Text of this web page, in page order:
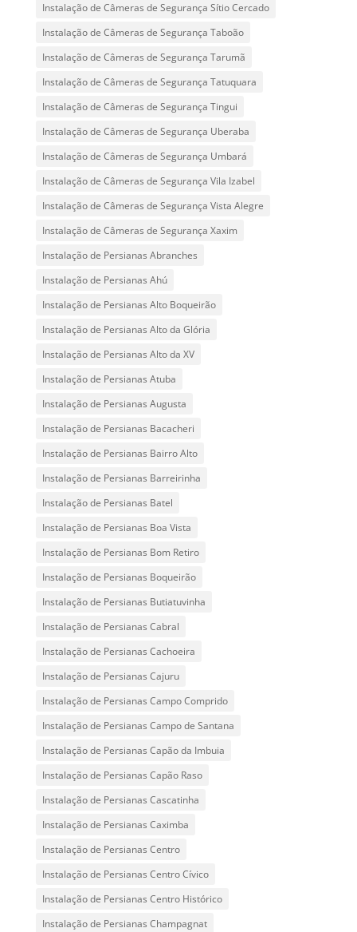
Instalação de Câmeras de Segurança Sítio Cercado
Instalação de Câmeras de Segurança Taboão
Instalação de Câmeras de Segurança Tarumã
Instalação de Câmeras de Segurança Tatuquara
Instalação de Câmeras de Segurança Tingui
Instalação de Câmeras de Segurança Uberaba
Instalação de Câmeras de Segurança Umbará
Instalação de Câmeras de Segurança Vila Izabel
Instalação de Câmeras de Segurança Vista Alegre
Instalação de Câmeras de Segurança Xaxim
Instalação de Persianas Abranches
Instalação de Persianas Ahú
Instalação de Persianas Alto Boqueirão
Instalação de Persianas Alto da Glória
Instalação de Persianas Alto da XV
Instalação de Persianas Atuba
Instalação de Persianas Augusta
Instalação de Persianas Bacacheri
Instalação de Persianas Bairro Alto
Instalação de Persianas Barreirinha
Instalação de Persianas Batel
Instalação de Persianas Boa Vista
Instalação de Persianas Bom Retiro
Instalação de Persianas Boqueirão
Instalação de Persianas Butiatuvinha
Instalação de Persianas Cabral
Instalação de Persianas Cachoeira
Instalação de Persianas Cajuru
Instalação de Persianas Campo Comprido
Instalação de Persianas Campo de Santana
Instalação de Persianas Capão da Imbuia
Instalação de Persianas Capão Raso
Instalação de Persianas Cascatinha
Instalação de Persianas Caximba
Instalação de Persianas Centro
Instalação de Persianas Centro Cívico
Instalação de Persianas Centro Histórico
Instalação de Persianas Champagnat